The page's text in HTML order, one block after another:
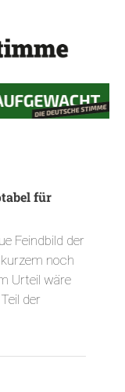
für
Feindbild der
noch
Urteil wäre
der